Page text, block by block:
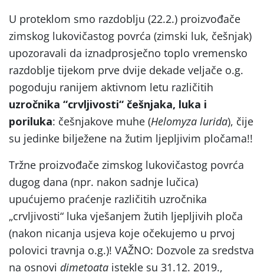
U proteklom smo razdoblju (22.2.) proizvođače
zimskog lukovičastog povrća (zimski luk, češnjak)
upozoravali da iznadprosječno toplo vremensko
razdoblje tijekom prve dvije dekade veljače o.g.
pogoduju ranijem aktivnom letu različitih
uzročnika “crvljivosti“ češnjaka, luka i
poriluka: češnjakove muhe (Helomyza lurida), čije
su jedinke bilježene na žutim ljepljivim pločama!!
Tržne proizvođače zimskog lukovičastog povrća
dugog dana (npr. nakon sadnje lučica)
upućujemo praćenje različitih uzročnika
„crvljivosti“ luka vješanjem žutih ljepljivih ploča
(nakon nicanja usjeva koje očekujemo u prvoj
polovici travnja o.g.)! VAŽNO: Dozvole za sredstva
na osnovi dimetoata istekle su 31.12. 2019.,